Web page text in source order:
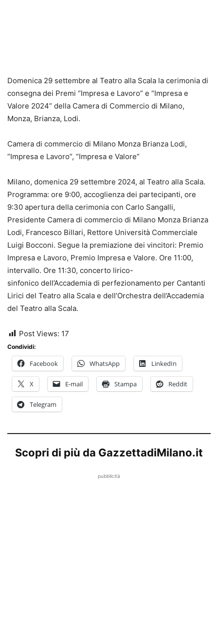
Domenica 29 settembre al Teatro alla Scala la cerimonia di
consegna dei Premi “Impresa e Lavoro” e “Impresa e
Valore 2024” della Camera di Commercio di Milano,
Monza, Brianza, Lodi.
Camera di commercio di Milano Monza Brianza Lodi,
“Impresa e Lavoro”, “Impresa e Valore”
Milano, domenica 29 settembre 2024, al Teatro alla Scala.
Programma: ore 9:00, accoglienza dei partecipanti, ore
9:30 apertura della cerimonia con Carlo Sangalli,
Presidente Camera di commercio di Milano Monza Brianza
Lodi, Francesco Billari, Rettore Università Commerciale
Luigi Bocconi. Segue la premiazione dei vincitori: Premio
Impresa e Lavoro, Premio Impresa e Valore. Ore 11:00,
intervallo. Ore 11:30, concerto lirico-
sinfonico dell’Accademia di perfezionamento per Cantanti
Lirici del Teatro alla Scala e dell’Orchestra dell’Accademia
del Teatro alla Scala.
Post Views: 17
Condividi:
Facebook WhatsApp LinkedIn
X E-mail Stampa Reddit
Telegram
Scopri di più da GazzettadiMilano.it
pubblicità